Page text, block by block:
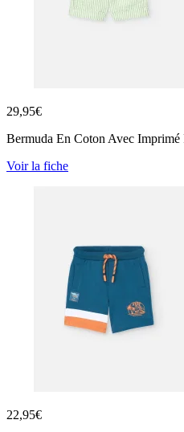
29,95€
Bermuda En Coton Avec
Voir la fiche
22,95€